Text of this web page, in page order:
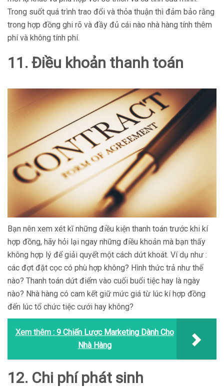
Trong suốt quá trình trao đổi và thỏa thuận thì đảm bảo rằng
trong hợp đồng ghi rõ và đầy đủ cái nào nhà hàng tính thêm
phí và không tính phí.
11. Điều khoản thanh toán
Bạn nên xem xét kĩ những điều kiện thanh toán trước khi kí
hợp đồng, hãy hỏi lại ngay những điều khoản mà bạn thấy
không hợp lý để giải quyết một cách dứt khoát. Ví dụ như :
các đợt đặt cọc có phù hợp không? Hình thức trả như thế
nào? Thanh toán dứt điểm vào cuối buổi tiệc hay là ngày
nào? Nhà hàng có cam kết giữ mức giá từ lúc kí hợp đồng
đến lúc tổ chức tiệc cưới hay không?
Xem thêm : 9 Chiến Lược Marketing Dành Cho
Nhà Hàng
12. Chi phí phát sinh